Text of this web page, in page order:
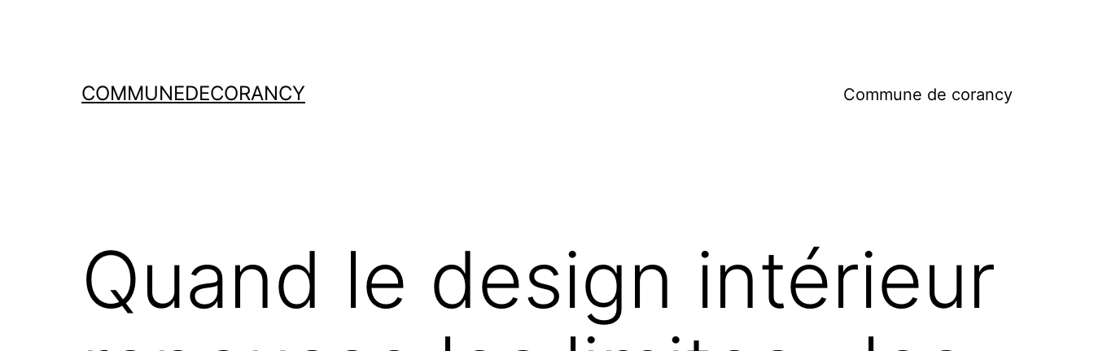
COMMUNEDECORANCY Commune de corancy
Quand le design intérieur